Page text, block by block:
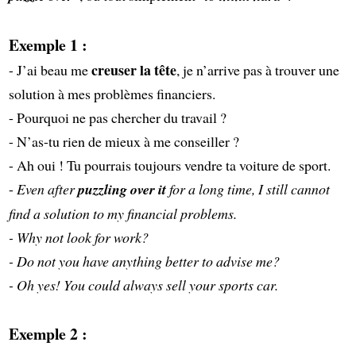
Exemple 1 :
- J’ai beau mecreuser la tête, je n’arrive pas à trouver une
solution à mes problèmes financiers.
- Pourquoi ne pas chercher du travail ?
- N’as-tu rien de mieux à me conseiller ?
- Ah oui ! Tu pourrais toujours vendre ta voiture de sport.
- Even afterpuzzling over itfor a long time, I still cannot
find a solution to my financial problems.
- Why not look for work?
- Do not you have anything better to advise me?
- Oh yes! You could always sell your sports car.
Exemple 2 :